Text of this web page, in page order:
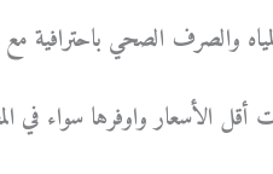
والصرف الصحي باحترافية
أقل الأسعار واوفرها سواء في